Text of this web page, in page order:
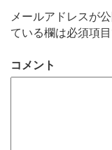
メールアドレスが
ている欄は必須項
コメント